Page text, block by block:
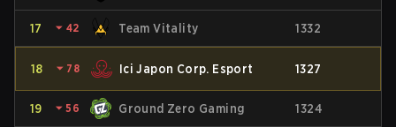
17 ⏷ 42 Team Vitality 1332
18 ⏷ 78 Ici Japon Corp. Esport 1327
19 ⏷ 56 Ground Zero Gaming 1324